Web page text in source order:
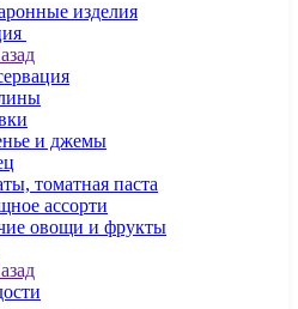
изделия
и джемы
томатная паста
ассорти
овощи и фрукты